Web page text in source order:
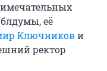
её
Ключникови
ректор